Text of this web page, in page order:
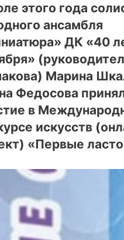
этого года
ансамбля
ДК «40
Марина
Федосова
в
искусств
«Первые